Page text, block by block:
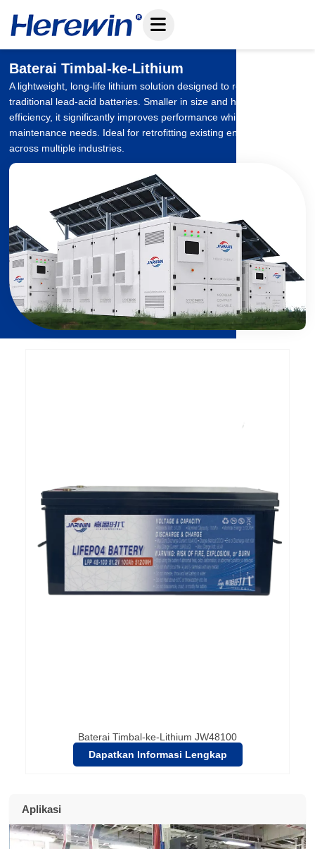
konten
Baterai Timbal-ke-Lithium
A lightweight, long-life lithium solution designed to replace
traditional lead-acid batteries. Smaller in size and higher in
efficiency, it significantly improves performance while reducing
maintenance needs. Ideal for retrofitting existing energy systems
across multiple industries.
Baterai Timbal-ke-Lithium JW48100
Dapatkan Informasi Lengkap
Aplikasi